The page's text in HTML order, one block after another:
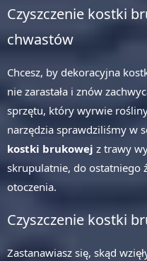
Czyszczenie kostki
chwastów
Chcesz, by dekoracyjna
nie zarastała i znów
sprzętu, który wyrwie
narzędzia sprawdziliśmy w
kostki brukowej z trawy
skrupulatnie, do ostatniego
otoczenia.
Czyszczenie kostki
Zastanawiasz się, skąd